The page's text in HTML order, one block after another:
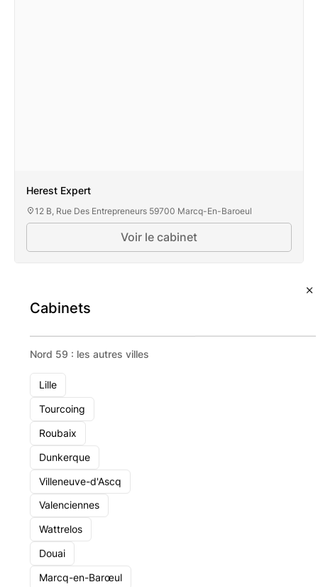
Cabinets
Nord 59 : les autres villes
Lille
Tourcoing
Roubaix
Dunkerque
Villeneuve-d'Ascq
Valenciennes
Wattrelos
Douai
Marcq-en-Barœul
Herest Expert
12 B, Rue Des Entrepreneurs 59700 Marcq-En-Baroeul
Voir le cabinet
LK Conseil
4 Bd Louis XIV 1er étage, 59000 Lille